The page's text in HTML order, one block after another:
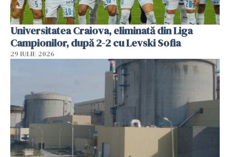
Universitatea Craiova, eliminată din Liga
Campionilor, după 2-2 cu Levski Sofia
29 IULIE 2026